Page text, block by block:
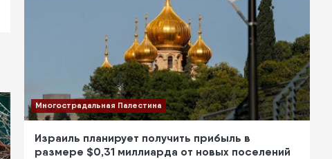
Многострадальная Палестина
Израиль планирует получить прибыль в
размере $0,31 миллиарда от новых поселений